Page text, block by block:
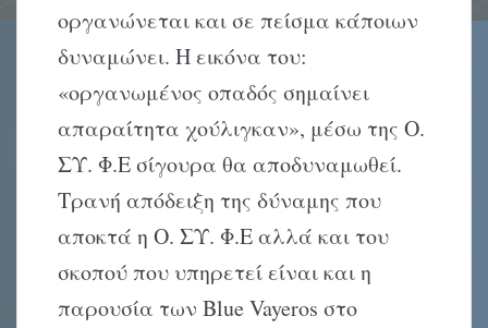
οργανώνεται και σε πείσμα κάποιων
δυναμώνει. Η εικόνα του:
«οργανωμένος οπαδός σημαίνει
απαραίτητα χούλιγκαν», μέσω της Ο.
ΣΥ. Φ.Ε σίγουρα θα αποδυναμωθεί.
Τρανή απόδειξη της δύναμης που
αποκτά η Ο. ΣΥ. Φ.Ε αλλά και του
σκοπού που υπηρετεί είναι και η
παρουσία των Blue Vayeros στο